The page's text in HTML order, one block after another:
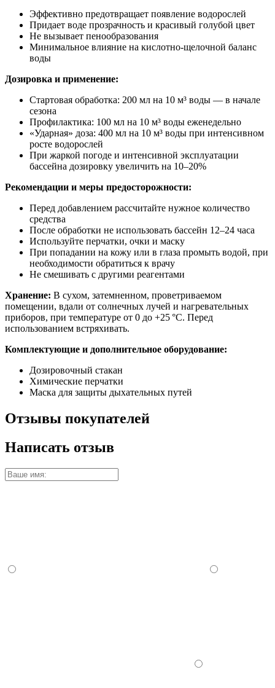
Эффективно предотвращает появление водорослей
Придает воде прозрачность и красивый голубой цвет
Не вызывает пенообразования
Минимальное влияние на кислотно-щелочной баланс
воды
Дозировка и применение:
Стартовая обработка: 200 мл на 10 м³ воды — в начале
сезона
Профилактика: 100 мл на 10 м³ воды еженедельно
«Ударная» доза: 400 мл на 10 м³ воды при интенсивном
росте водорослей
При жаркой погоде и интенсивной эксплуатации
бассейна дозировку увеличить на 10–20%
Рекомендации и меры предосторожности:
Перед добавлением рассчитайте нужное количество
средства
После обработки не использовать бассейн 12–24 часа
Используйте перчатки, очки и маску
При попадании на кожу или в глаза промыть водой, при
необходимости обратиться к врачу
Не смешивать с другими реагентами
Хранение: В сухом, затемненном, проветриваемом
помещении, вдали от солнечных лучей и нагревательных
приборов, при температуре от 0 до +25 °С. Перед
использованием встряхивать.
Комплектующие и дополнительное оборудование:
Дозировочный стакан
Химические перчатки
Маска для защиты дыхательных путей
Отзывы покупателей
Написать отзыв